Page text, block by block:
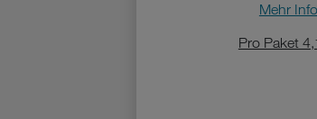
Mehr
Pro Paket